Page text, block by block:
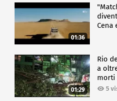
01:36
Cena
01:29
Rio
a
morti
5